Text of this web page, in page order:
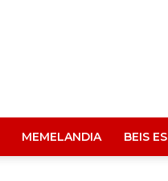
MEMELANDIA BEIS